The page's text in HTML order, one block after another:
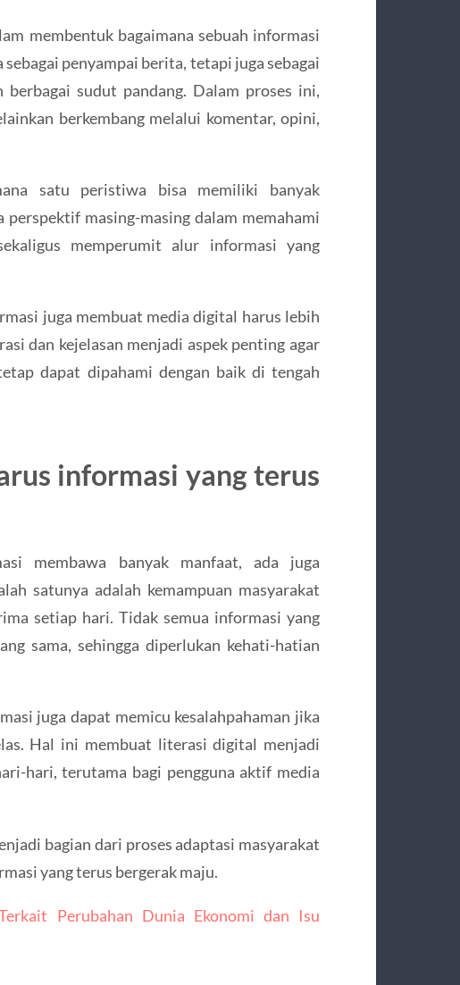
membentuk bagaimana sebuah informasi
penyampai berita, tetapi juga sebagai
sudut pandang. Dalam proses ini,
berkembang melalui komentar, opini,
satu peristiwa bisa memiliki banyak
masing-masing dalam memahami
memperumit alur informasi yang
juga membuat media digital harus lebih
dan kejelasan menjadi aspek penting agar
dapat dipahami dengan baik di tengah
informasi yang terus
membawa banyak manfaat, ada juga
satunya adalah kemampuan masyarakat
setiap hari. Tidak semua informasi yang
sama, sehingga diperlukan kehati-hatian
juga dapat memicu kesalahpahaman jika
Hal ini membuat literasi digital menjadi
hari, terutama bagi pengguna aktif media
bagian dari proses adaptasi masyarakat
yang terus bergerak maju.
Perubahan Dunia Ekonomi dan Isu